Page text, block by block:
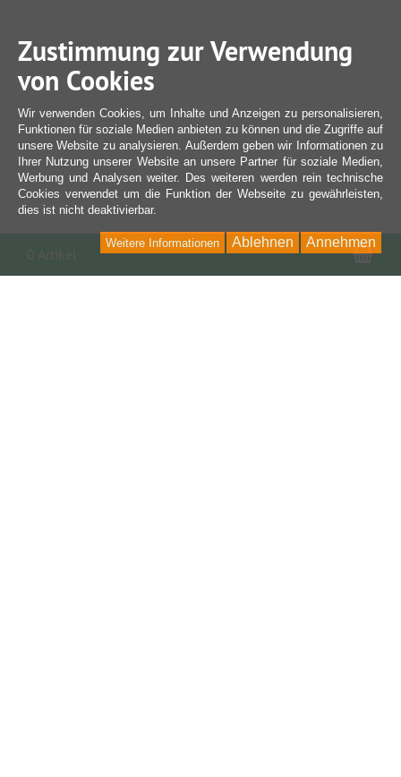
Zustimmung zur Verwendung
von Cookies
Wir verwenden Cookies, um Inhalte und Anzeigen zu personalisieren,
Funktionen für soziale Medien anbieten zu können und die Zugriffe auf
unsere Website zu analysieren. Außerdem geben wir Informationen zu
Ihrer Nutzung unserer Website an unsere Partner für soziale Medien,
Werbung und Analysen weiter. Des weiteren werden rein technische
Cookies verwendet um die Funktion der Webseite zu gewährleisten,
dies ist nicht deaktivierbar.
Annehmen
Ablehnen
Weitere Informationen